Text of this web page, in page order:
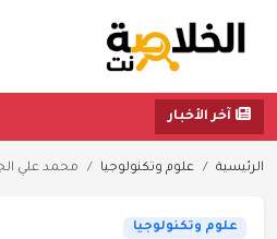
آخر الأخبار
الرئيسية علوم وتكنولوجيا محمد علي
علوم وتكنولوجيا